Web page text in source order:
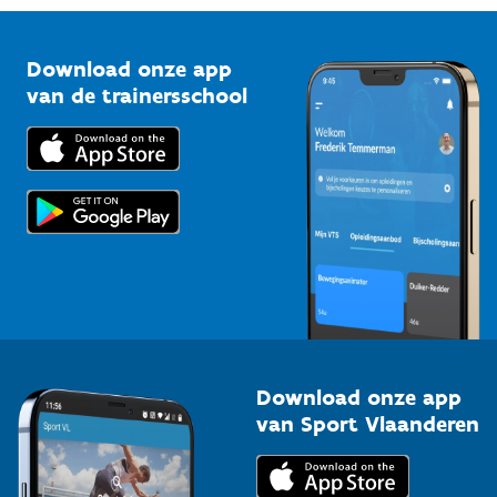
Bedrijven
Trainers en begeleiders
Topsporters
Vlaamse Trainersschool
Kennisplatform
Downloads
Voor de pers
Download onze app
van de trainersschool
Download onze app
van Sport Vlaanderen